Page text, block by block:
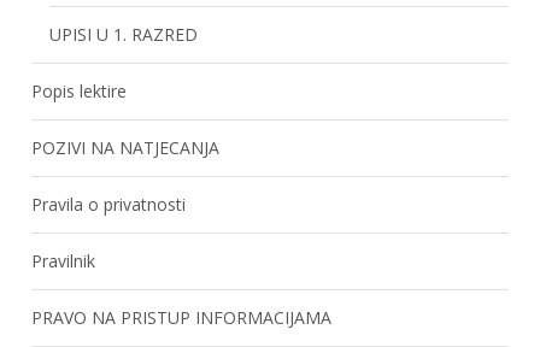
UPISI U 1. RAZRED
Popis lektire
POZIVI NA NATJECANJA
Pravila o privatnosti
Pravilnik
PRAVO NA PRISTUP INFORMACIJAMA